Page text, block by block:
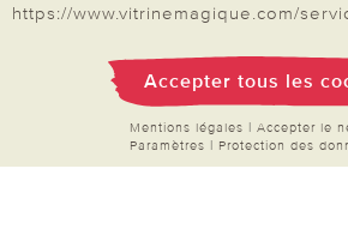
Paiement & Livraison
À propos de nous
https://www.vitrinemagique.com/
Accepter tous les
Mentions légales | Accepter le
Paramètres | Protection des